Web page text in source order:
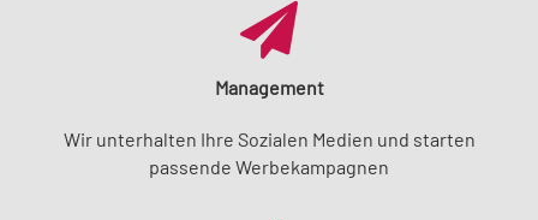
Management
Wir unterhalten Ihre Sozialen Medien und starten
passende Werbekampagnen